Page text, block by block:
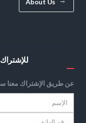
عن طريق الإشتراك معنا